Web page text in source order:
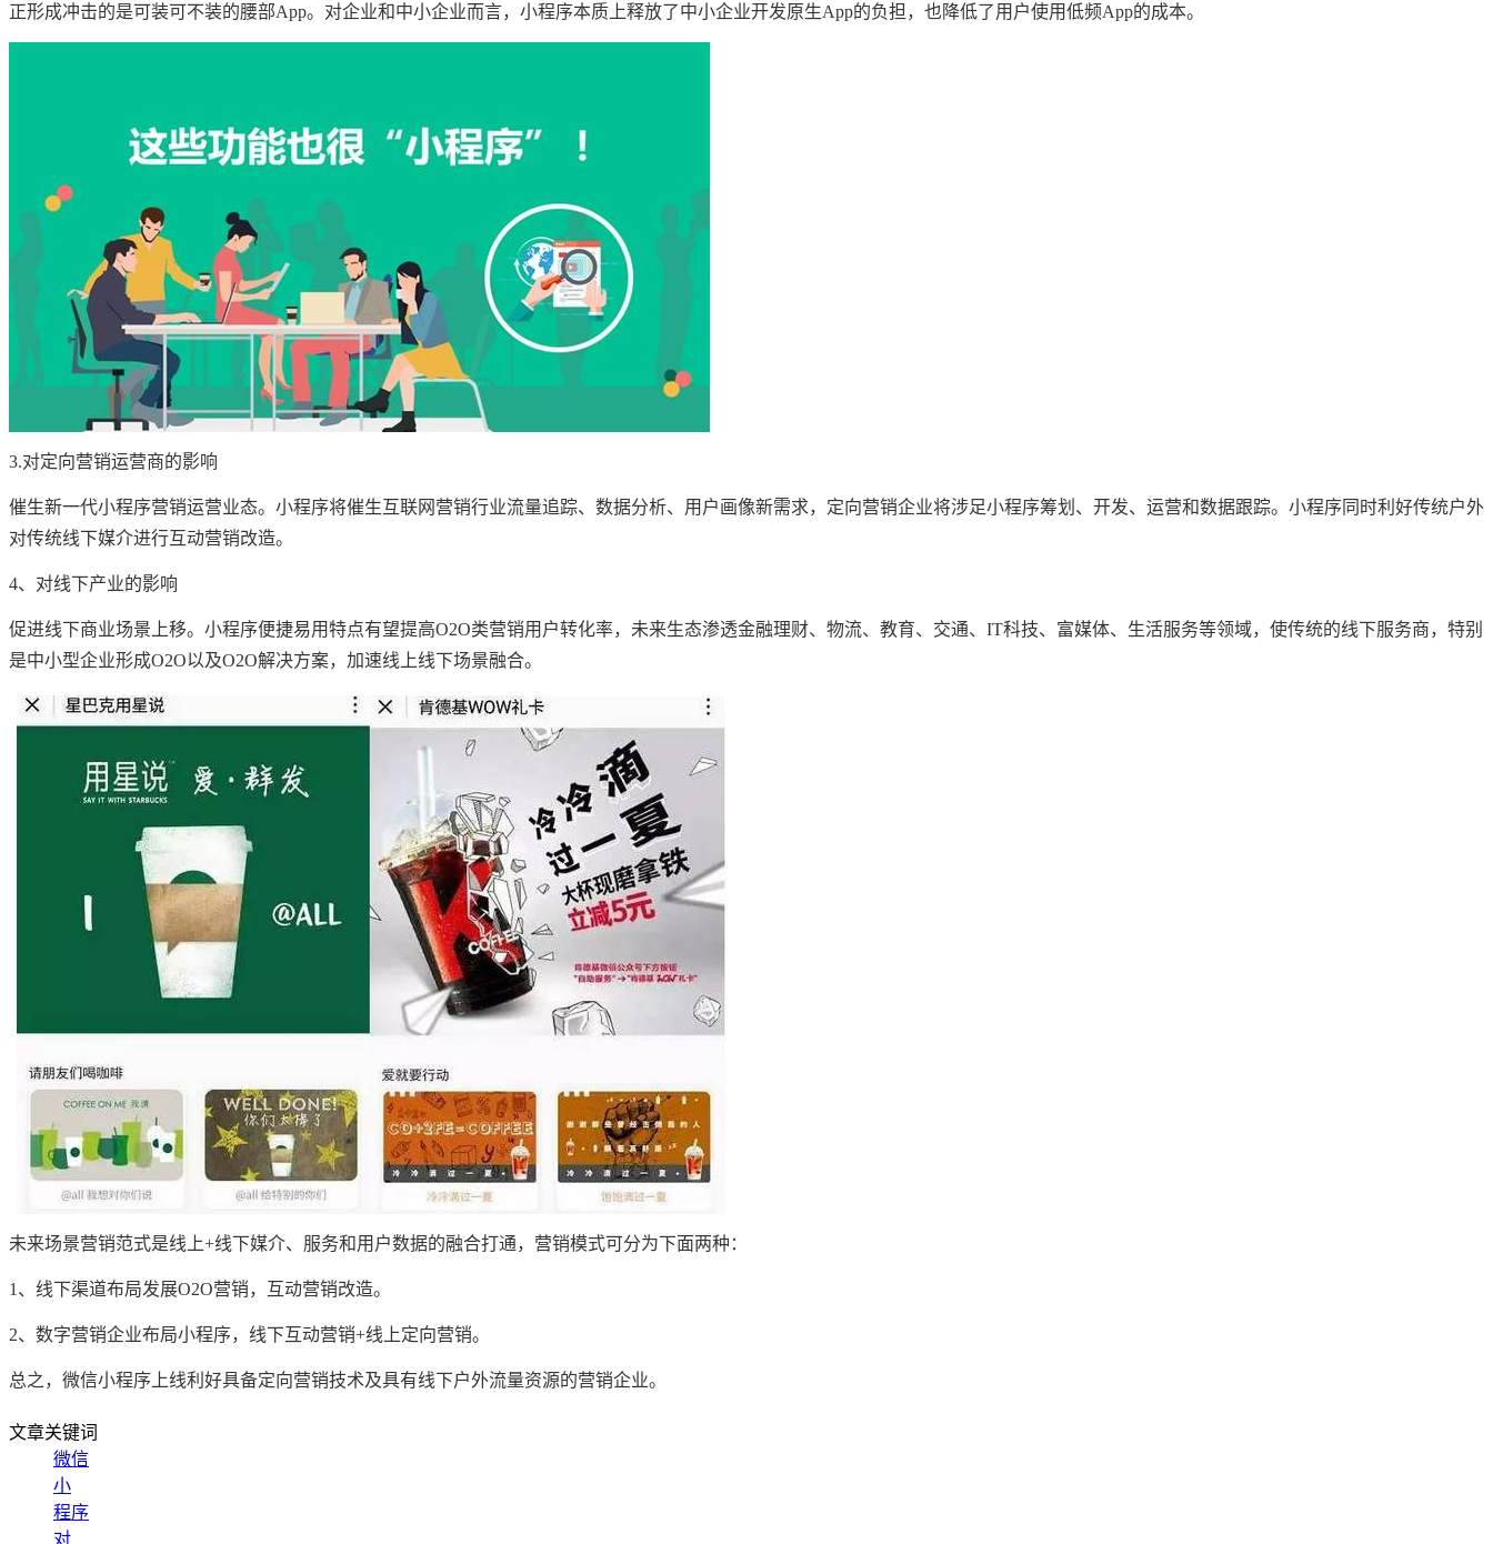
正形成冲击的是可装可不装的腰部App。对企业和中小企业而言，小程序本质上释放了中小企业开发原生App的负担，也降低了用户使用低频App的成本。
3.对定向营销运营商的影响
催生新一代小程序营销运营业态。小程序将催生互联网营销行业流量追踪、数据分析、用户画像新需求，定向营销企业将涉足小程序筹划、开发、运营和数据跟踪。小程序同时利好传统户外
对传统线下媒介进行互动营销改造。
4、对线下产业的影响
促进线下商业场景上移。小程序便捷易用特点有望提高O2O类营销用户转化率，未来生态渗透金融理财、物流、教育、交通、IT科技、富媒体、生活服务等领域，使传统的线下服务商，特别
是中小型企业形成O2O以及O2O解决方案，加速线上线下场景融合。
未来场景营销范式是线上+线下媒介、服务和用户数据的融合打通，营销模式可分为下面两种：
1、线下渠道布局发展O2O营销，互动营销改造。
2、数字营销企业布局小程序，线下互动营销+线上定向营销。
总之，微信小程序上线利好具备定向营销技术及具有线下户外流量资源的营销企业。
文章关键词
微信
小
程序
对